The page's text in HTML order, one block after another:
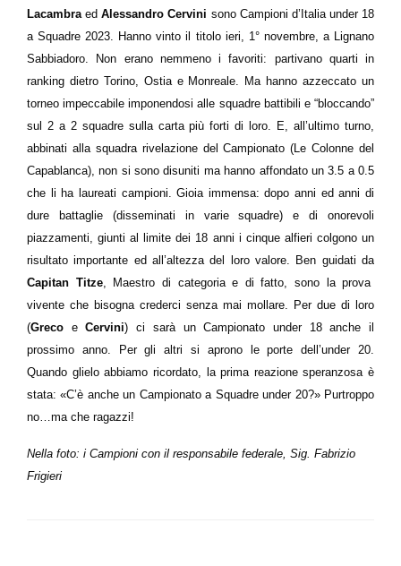
LacambraedAlessandro Cervini sono Campioni d’Italia under 18
a Squadre 2023. Hanno vinto il titolo ieri, 1° novembre, a Lignano
Sabbiadoro. Non erano nemmeno i favoriti: partivano quarti in
ranking dietro Torino, Ostia e Monreale. Ma hanno azzeccato un
torneo impeccabile imponendosi alle squadre battibili e “bloccando”
sul 2 a 2 squadre sulla carta più forti di loro. E, all’ultimo turno,
abbinati alla squadra rivelazione del Campionato (Le Colonne del
Capablanca), non si sono disuniti ma hanno affondato un 3.5 a 0.5
che li ha laureati campioni. Gioia immensa: dopo anni ed anni di
dure battaglie (disseminati in varie squadre) e di onorevoli
piazzamenti, giunti al limite dei 18 anni i cinque alfieri colgono un
risultato importante ed all’altezza del loro valore. Ben guidati da
Capitan Titze, Maestro di categoria e di fatto, sono la prova
vivente che bisogna crederci senza mai mollare. Per due di loro
(Greco eCervini) ci sarà un Campionato under 18 anche il
prossimo anno. Per gli altri si aprono le porte dell’under 20.
Quando glielo abbiamo ricordato, la prima reazione speranzosa è
stata: «C’è anche un Campionato a Squadre under 20?» Purtroppo
no…ma che ragazzi!
Nella foto: i Campioni con il responsabile federale, Sig. Fabrizio
Frigieri